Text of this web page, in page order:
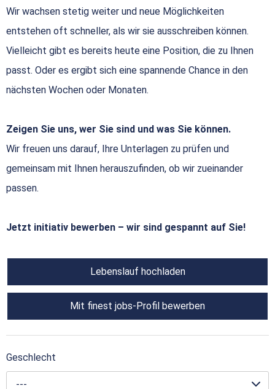
Wir wachsen stetig weiter und neue Möglichkeiten
entstehen oft schneller, als wir sie ausschreiben können.
Vielleicht gibt es bereits heute eine Position, die zu Ihnen
passt. Oder es ergibt sich eine spannende Chance in den
nächsten Wochen oder Monaten.
Zeigen Sie uns, wer Sie sind und was Sie können.
Wir freuen uns darauf, Ihre Unterlagen zu prüfen und
gemeinsam mit Ihnen herauszufinden, ob wir zueinander
passen.
Jetzt initiativ bewerben – wir sind gespannt auf Sie!
Lebenslauf hochladen
Mit finest jobs-Profil bewerben
Geschlecht
---